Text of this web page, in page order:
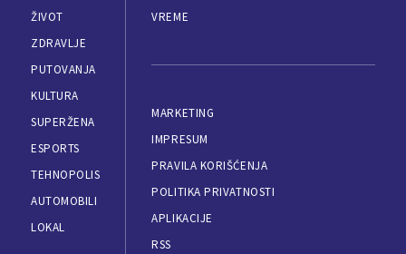
ŽIVOT
ZDRAVLJE
PUTOVANJA
KULTURA
SUPERŽENA
ESPORTS
TEHNOPOLIS
AUTOMOBILI
LOKAL
VREME
MARKETING
IMPRESUM
PRAVILA KORIŠĆENJA
POLITIKA PRIVATNOSTI
APLIKACIJE
RSS